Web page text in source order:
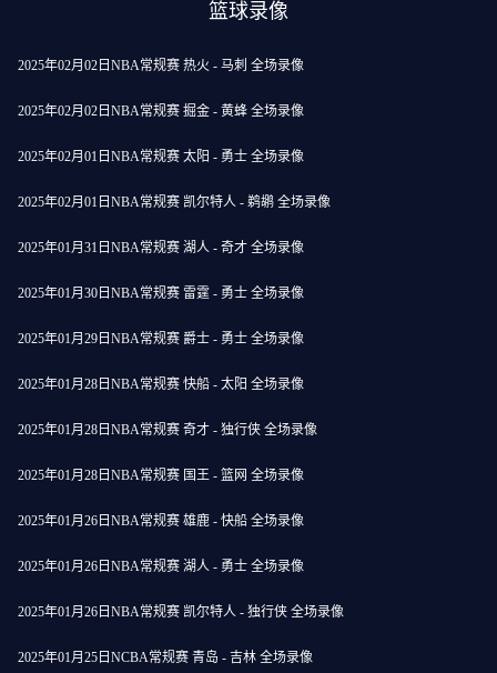
篮球录像
2025年02月02日NBA常规赛 热火 - 马刺 全场录像
2025年02月02日NBA常规赛 掘金 - 黄蜂 全场录像
2025年02月01日NBA常规赛 太阳 - 勇士 全场录像
2025年02月01日NBA常规赛 凯尔特人 - 鹈鹕 全场录像
2025年01月31日NBA常规赛 湖人 - 奇才 全场录像
2025年01月30日NBA常规赛 雷霆 - 勇士 全场录像
2025年01月29日NBA常规赛 爵士 - 勇士 全场录像
2025年01月28日NBA常规赛 快船 - 太阳 全场录像
2025年01月28日NBA常规赛 奇才 - 独行侠 全场录像
2025年01月28日NBA常规赛 国王 - 篮网 全场录像
2025年01月26日NBA常规赛 雄鹿 - 快船 全场录像
2025年01月26日NBA常规赛 湖人 - 勇士 全场录像
2025年01月26日NBA常规赛 凯尔特人 - 独行侠 全场录像
2025年01月25日NCBA常规赛 青岛 - 吉林 全场录像